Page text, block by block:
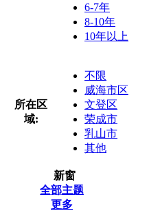
6-7年
8-10年
10年以上
所在区
域:
不限
威海市区
文登区
荣成市
乳山市
其他
新窗
全部主题
更多